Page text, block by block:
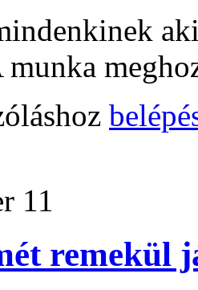
11
remekül